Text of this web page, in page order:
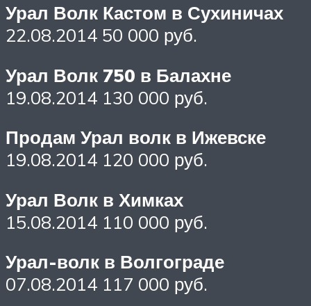
Урал Волк Кастом в Сухиничах
22.08.2014 50 000 руб.
Урал Волк 750 в Балахне
19.08.2014 130 000 руб.
Продам Урал волк в Ижевске
19.08.2014 120 000 руб.
Урал Волк в Химках
15.08.2014 110 000 руб.
Урал-волк в Волгограде
07.08.2014 117 000 руб.